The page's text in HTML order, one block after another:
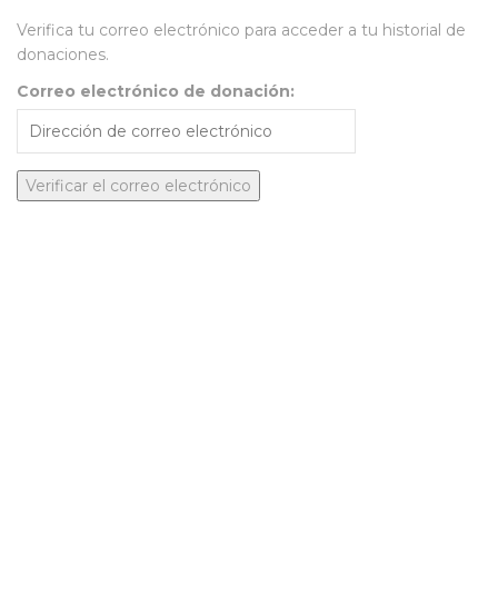
Verifica tu correo electrónico para acceder a tu historial de
donaciones.
Correo electrónico de donación: